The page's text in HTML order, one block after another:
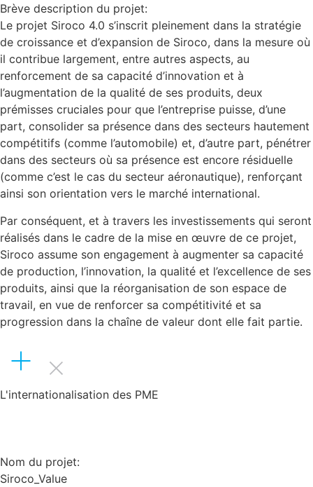
Brève description du projet:
Le projet Siroco 4.0 s’inscrit pleinement dans la stratégie
de croissance et d’expansion de Siroco, dans la mesure où
il contribue largement, entre autres aspects, au
renforcement de sa capacité d’innovation et à
l’augmentation de la qualité de ses produits, deux
prémisses cruciales pour que l’entreprise puisse, d’une
part, consolider sa présence dans des secteurs hautement
compétitifs (comme l’automobile) et, d’autre part, pénétrer
dans des secteurs où sa présence est encore résiduelle
(comme c’est le cas du secteur aéronautique), renforçant
ainsi son orientation vers le marché international.
Par conséquent, et à travers les investissements qui seront
réalisés dans le cadre de la mise en œuvre de ce projet,
Siroco assume son engagement à augmenter sa capacité
de production, l’innovation, la qualité et l’excellence de ses
produits, ainsi que la réorganisation de son espace de
travail, en vue de renforcer sa compétitivité et sa
progression dans la chaîne de valeur dont elle fait partie.
L'internationalisation des PME
Nom du projet:
Siroco_Value